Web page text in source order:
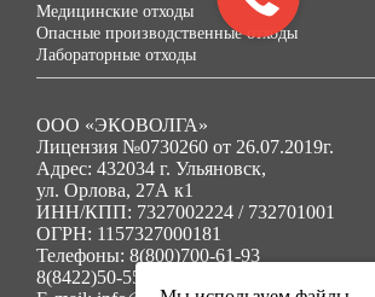
Медицинские отходы
Опасные производственные отходы
Лабораторные отходы
ООО «ЭКОВОЛГА»
Лицензия №0730260 от 26.07.2019г.
Адрес: 432034 г. Ульяновск,
ул. Орлова, 27А к1
ИНН/КПП: 7327002224 / 732701001
ОГРН: 1157327000181
Телефоны: 8(800)700-61-93
8(8422)50-55-91